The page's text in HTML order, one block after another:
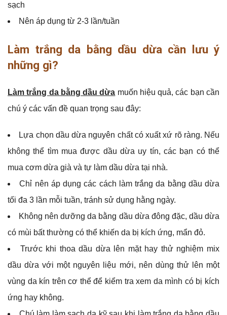
sạch
Nên áp dụng từ 2-3 lần/tuần
Làm trắng da bằng dầu dừa cần lưu ý
những gì?
Làm trắng da bằng dầu dừa muốn hiệu quả, các bạn cần
chú ý các vấn đề quan trọng sau đây:
Lựa chọn dầu dừa nguyên chất có xuất xứ rõ ràng. Nếu
không thể tìm mua được dầu dừa uy tín, các bạn có thể
mua cơm dừa già và tự làm dầu dừa tại nhà.
Chỉ nên áp dụng các cách làm trắng da bằng dầu dừa
tối đa 3 lần mỗi tuần, tránh sử dụng hằng ngày.
Không nên dưỡng da bằng dầu dừa đông đặc, dầu dừa
có mùi bất thường có thể khiến da bị kích ứng, mẩn đỏ.
Trước khi thoa dầu dừa lên mặt hay thử nghiệm mix
dầu dừa với một nguyên liệu mới, nên dùng thử lên một
vùng da kín trên cơ thể để kiểm tra xem da mình có bị kích
ứng hay không.